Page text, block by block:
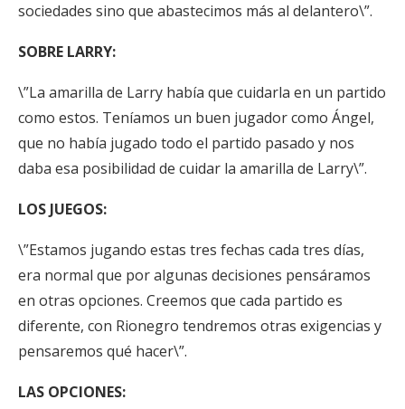
sociedades sino que abastecimos más al delantero\”.
SOBRE LARRY:
\”La amarilla de Larry había que cuidarla en un partido
como estos. Teníamos un buen jugador como Ángel,
que no había jugado todo el partido pasado y nos
daba esa posibilidad de cuidar la amarilla de Larry\”.
LOS JUEGOS:
\”Estamos jugando estas tres fechas cada tres días,
era normal que por algunas decisiones pensáramos
en otras opciones. Creemos que cada partido es
diferente, con Rionegro tendremos otras exigencias y
pensaremos qué hacer\”.
LAS OPCIONES: